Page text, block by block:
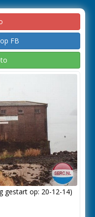
FB
gestart op: 20-12-14)